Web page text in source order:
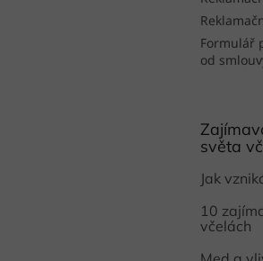
Formulář
od
světa
Jak
10
včelách